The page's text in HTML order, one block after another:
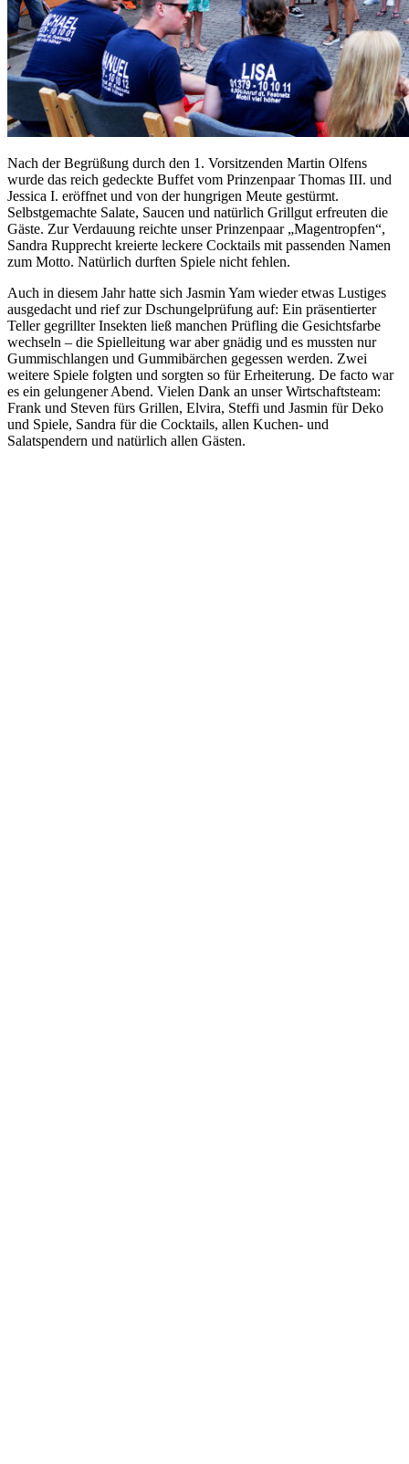
Nach der Begrüßung durch den 1. Vorsitzenden Martin Olfens
wurde das reich gedeckte Buffet vom Prinzenpaar Thomas III. und
Jessica I. eröffnet und von der hungrigen Meute gestürmt.
Selbstgemachte Salate, Saucen und natürlich Grillgut erfreuten die
Gäste. Zur Verdauung reichte unser Prinzenpaar „Magentropfen“,
Sandra Rupprecht kreierte leckere Cocktails mit passenden Namen
zum Motto. Natürlich durften Spiele nicht fehlen.
Auch in diesem Jahr hatte sich Jasmin Yam wieder etwas Lustiges
ausgedacht und rief zur Dschungelprüfung auf: Ein präsentierter
Teller gegrillter Insekten ließ manchen Prüfling die Gesichtsfarbe
wechseln – die Spielleitung war aber gnädig und es mussten nur
Gummischlangen und Gummibärchen gegessen werden. Zwei
weitere Spiele folgten und sorgten so für Erheiterung. De facto war
es ein gelungener Abend. Vielen Dank an unser Wirtschaftsteam:
Frank und Steven fürs Grillen, Elvira, Steffi und Jasmin für Deko
und Spiele, Sandra für die Cocktails, allen Kuchen- und
Salatspendern und natürlich allen Gästen.